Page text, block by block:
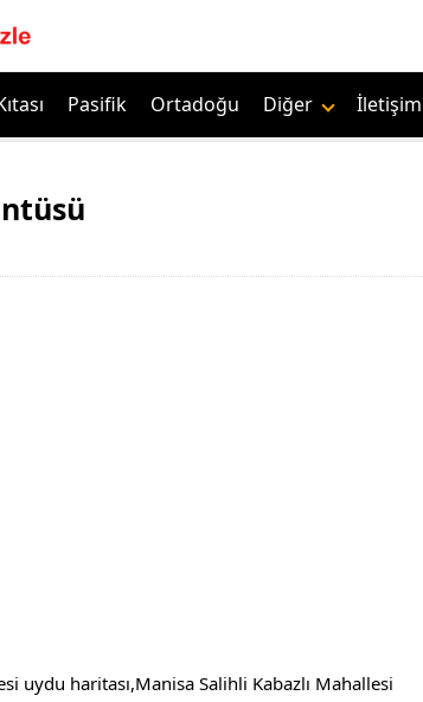
Pasifik Ortadoğu Diğer İletişim
uydu haritası,Manisa Salihli Kabazlı Mahallesi